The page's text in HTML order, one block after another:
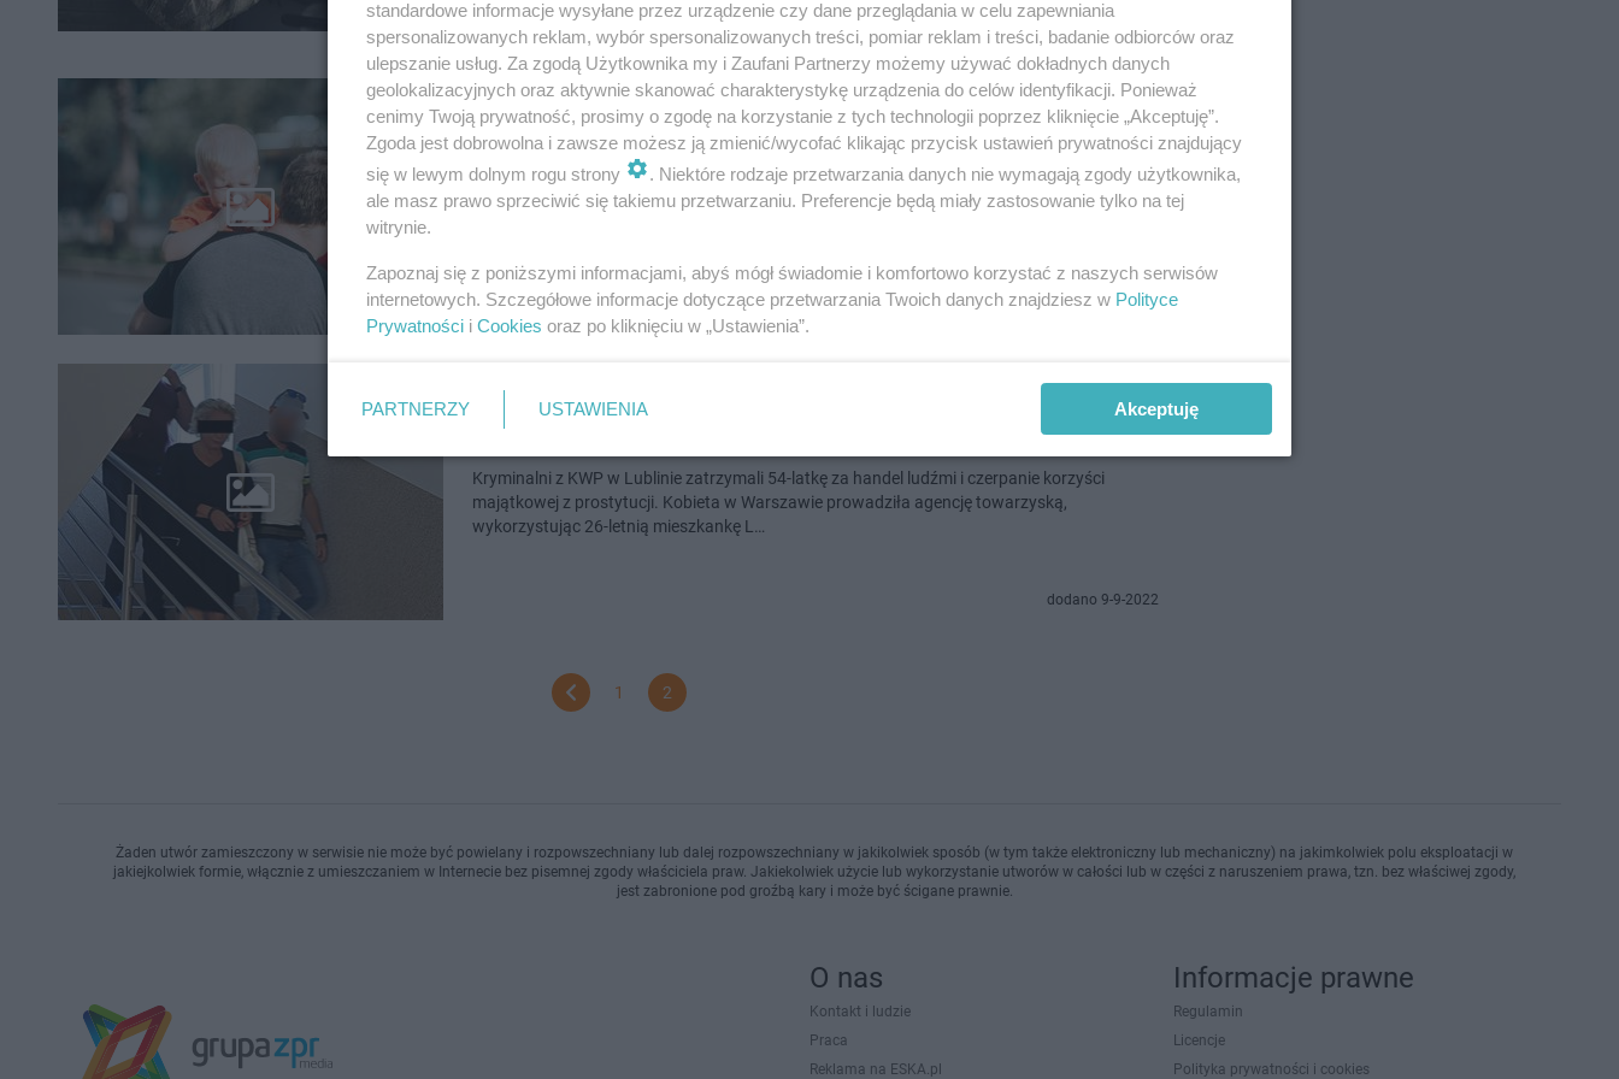
Rodzice chcieli sprzedać swoje dzieci. Wszystko dla... Iphone'a
Osiemnastomiesięczny chłopiec został sprzedany, ponieważ jego rodzice nie mieli środków
na zakup najnowszego modelu iPhone'a. O fakcie zaginięcia dziecka powiadomili policję
dodano 2-8-2023
Zrobiła z niepełnosprawnej kobiety prostytutkę. 56-latka
zatrzymana za handel ludźmi
Kryminalni z KWP w Lublinie zatrzymali 54-latkę za handel ludźmi i czerpanie korzyści
majątkowej z prostytucji. Kobieta w Warszawie prowadziła agencję towarzyską,
wykorzystując 26-letnią mieszkankę L…
dodano 9-9-2022
1 2
Żaden utwór zamieszczony w serwisie nie może być powielany i rozpowszechniany lub dalej rozpowszechniany w jakikolwiek sposób (w tym także elektroniczny lub mechaniczny) na jakimkolwiek polu eksploatacji w
jakiejkolwiek formie, włącznie z umieszczaniem w Internecie bez pisemnej zgody właściciela praw. Jakiekolwiek użycie lub wykorzystanie utworów w całości lub w części z naruszeniem prawa, tzn. bez właściwej zgody,
jest zabronione pod groźbą kary i może być ścigane prawnie.
O nas
Kontakt i ludzie
Praca
Reklama na ESKA.pl
Informacje prawne
Regulamin
Licencje
Polityka prywatności i cookies
standardowe informacje wysyłane przez urządzenie czy dane przeglądania w celu zapewniania
spersonalizowanych reklam, wybór spersonalizowanych treści, pomiar reklam i treści, badanie odbiorców oraz
ulepszanie usług. Za zgodą Użytkownika my i Zaufani Partnerzy możemy używać dokładnych danych
geolokalizacyjnych oraz aktywnie skanować charakterystykę urządzenia do celów identyfikacji. Ponieważ
cenimy Twoją prywatność, prosimy o zgodę na korzystanie z tych technologii poprzez kliknięcie „Akceptuję”.
Zgoda jest dobrowolna i zawsze możesz ją zmienić/wycofać klikając przycisk ustawień prywatności znajdujący
się w lewym dolnym rogu strony
. Niektóre rodzaje przetwarzania danych nie wymagają zgody użytkownika,
ale masz prawo sprzeciwić się takiemu przetwarzaniu. Preferencje będą miały zastosowanie tylko na tej
witrynie.
Zapoznaj się z poniższymi informacjami, abyś mógł świadomie i komfortowo korzystać z naszych serwisów
internetowych. Szczegółowe informacje dotyczące przetwarzania Twoich danych znajdziesz w Polityce
Prywatności i Cookies oraz po kliknięciu w „Ustawienia”.
PARTNERZY USTAWIENIA Akceptuję